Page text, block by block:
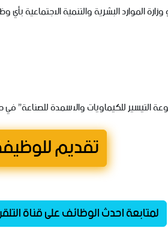
البشرية والتنمية الاجتماعية بأي وظيفة خلال
التيسير للكيماويات والاسمدة للصناعة”
تقديم
لمتابعة احدث الوظائف على قناة